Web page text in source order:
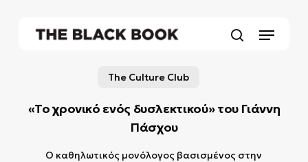
Menu
The Culture Club
«Το χρονικό ενός δυσλεκτικού» του Γιάννη
Πάσχου
Ο καθηλωτικός μονόλογος βασισμένος στην